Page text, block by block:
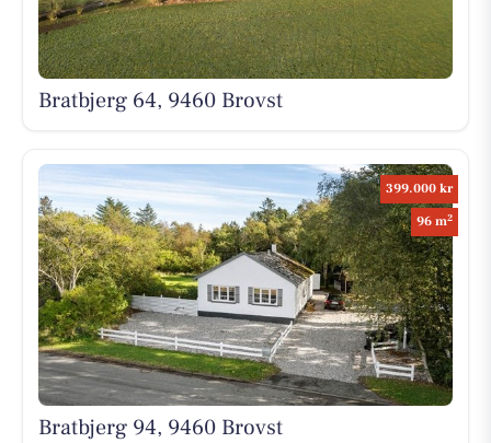
Bratbjerg 64, 9460 Brovst
399.000 kr
96 m2
Bratbjerg 94, 9460 Brovst